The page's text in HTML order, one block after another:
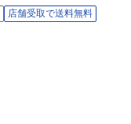
店舗受取で送料無料